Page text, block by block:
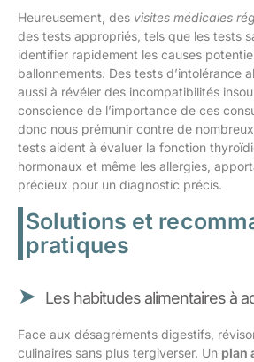
Heureusement, des visites médicales
des tests appropriés, tels que les tests
identifier rapidement les causes
ballonnements. Des tests d’intolérance
aussi à révéler des incompatibilités
conscience de l’importance de ces
donc nous prémunir contre de
tests aident à évaluer la fonction
hormonaux et même les allergies,
précieux pour un diagnostic précis.
Solutions et
pratiques
Les habitudes alimentaires à
Face aux désagréments digestifs,
culinaires sans plus tergiverser. Un plan